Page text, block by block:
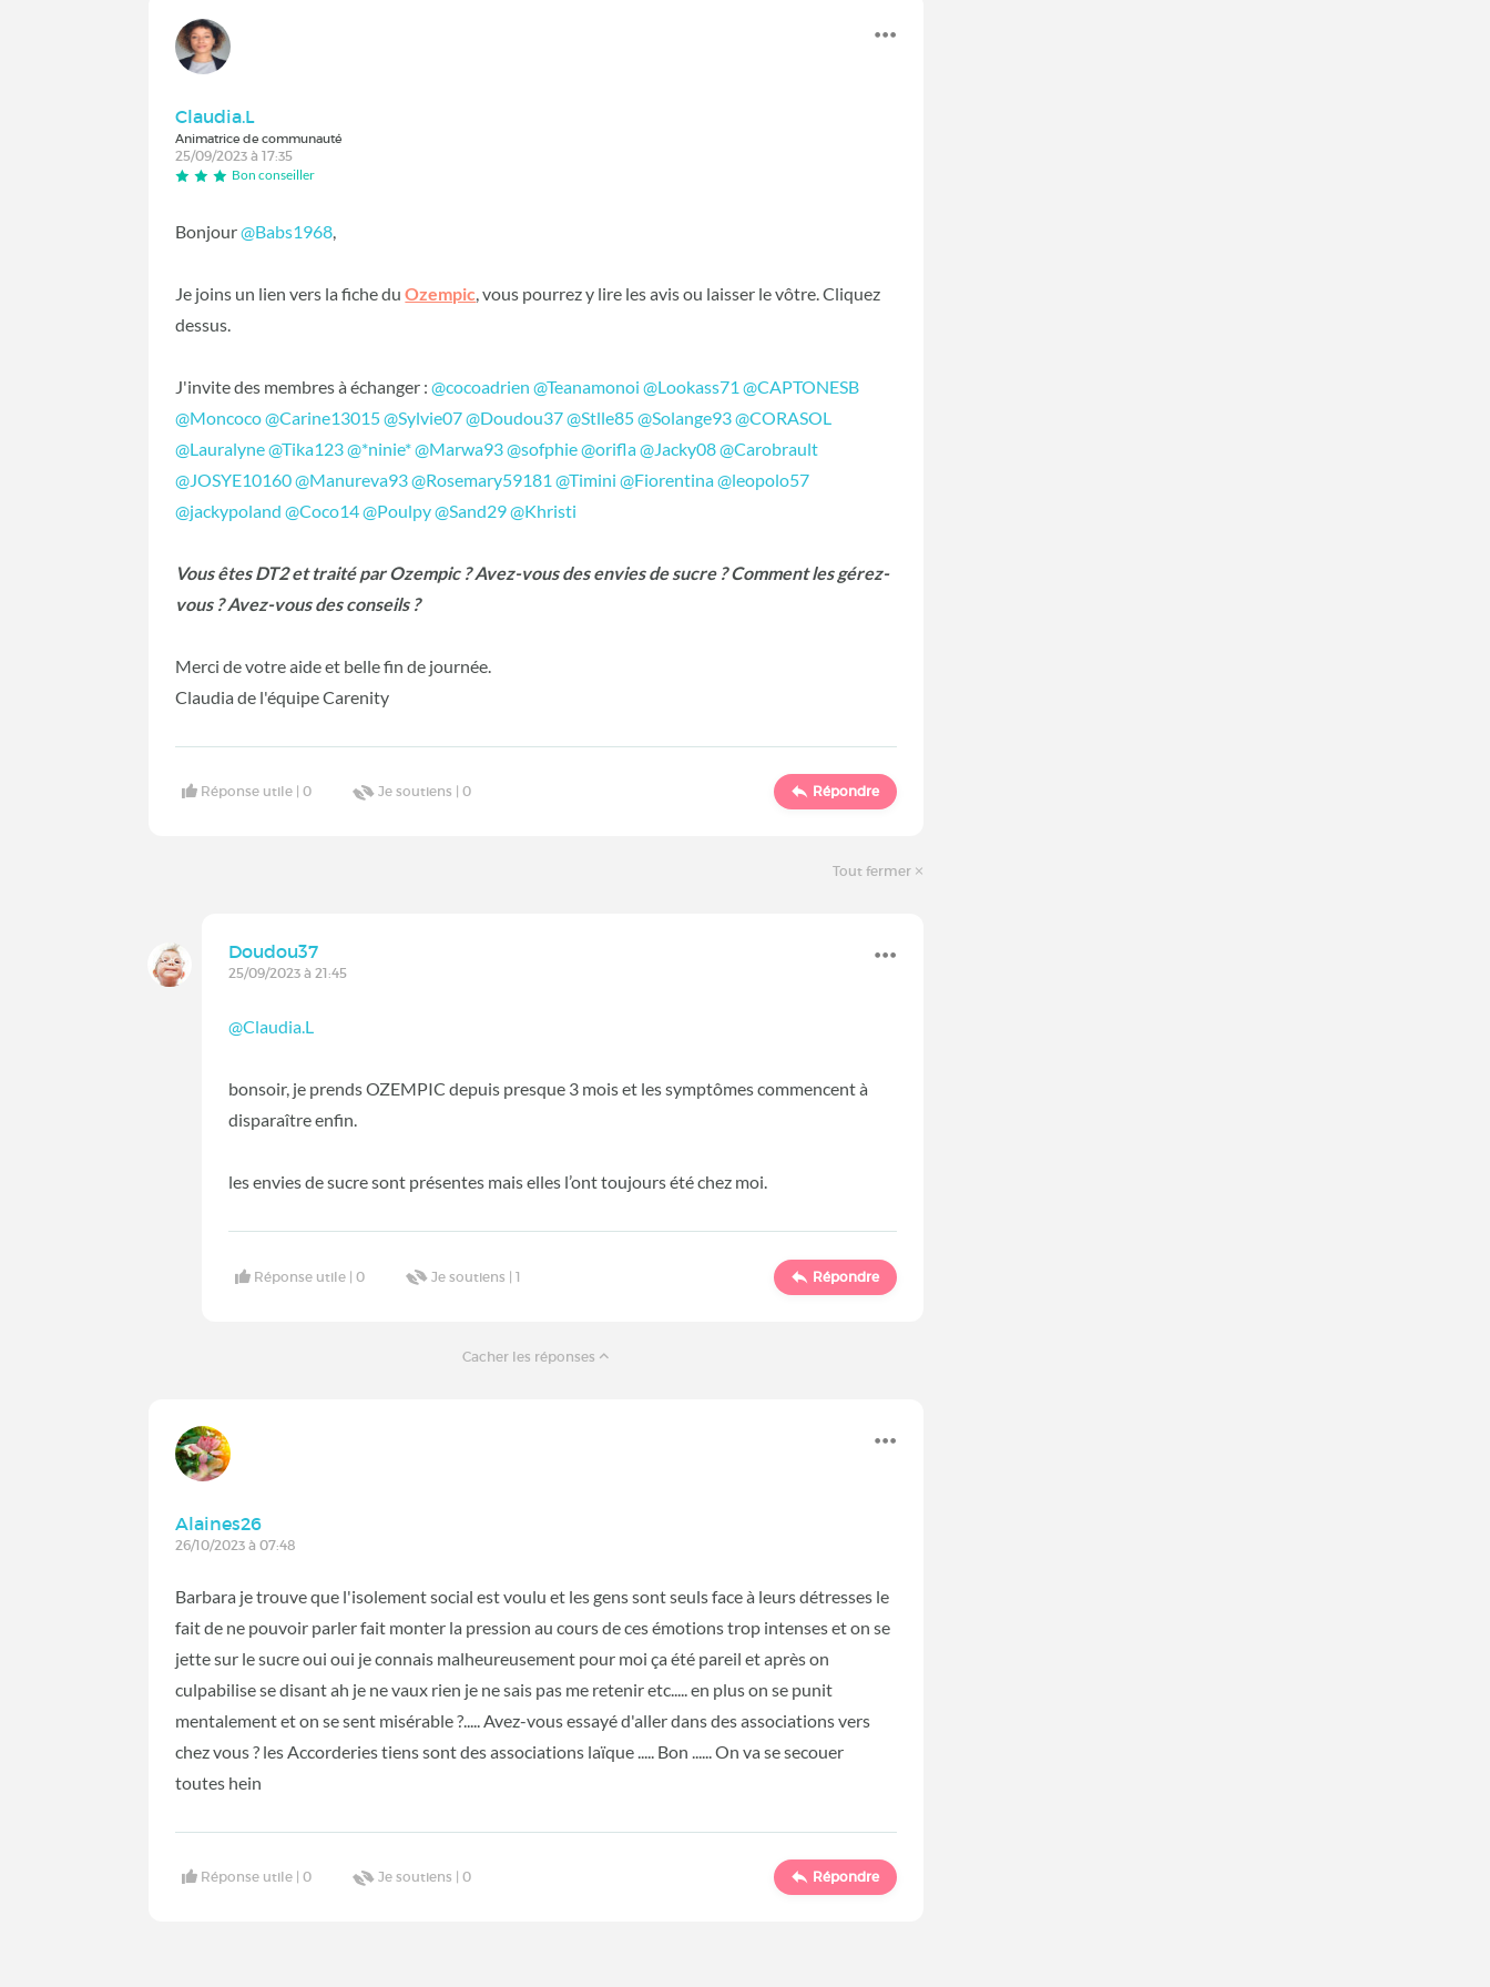
Claudia.L
Animatrice de communauté
25/09/2023 à 17:35
Bon conseiller
Bonjour@Babs1968
Je joins un lien vers la fiche duOzempic , vous pourrez y lire les avis ou laisser le vôtre. Cliquez
dessus.
J'invite des membres à échanger :@cocoadrien @Teanamonoi @Lookass71 @CAPTONESB
@Moncoco@Carine13015@Sylvie07@Doudou37@Stlle85@Solange93@CORASOL
@Lauralyne@Tika123@*ninie*@Marwa93@sofphie@orifla@Jacky08@Carobrault
@JOSYE10160@Manureva93@Rosemary59181 @Timini @Fiorentina@leopolo57
@jackypoland @Coco14@Poulpy@Sand29@Khristi
Vous êtes DT2 et traité par Ozempic ? Avez-vous des envies de sucre ? Comment les gérez-
vous ? Avez-vous des conseils ?
Merci de votre aide et belle fin de journée.
Claudia de l'équipe Carenity
Réponse utile |0 Je soutiens |0 Répondre
Tout fermer
Doudou37
25/09/2023 à 21:45
@Claudia.L
bonsoir, je prends OZEMPIC depuis presque 3 mois et les symptômes commencent à
disparaître enfin.
les envies de sucre sont présentes mais elles l’ont toujours été chez moi.
Réponse utile |0 Je soutiens |1 Répondre
Cacher les réponses
Alaines26
26/10/2023 à 07:48
Barbara je trouve que l'isolement social est voulu et les gens sont seuls face à leurs détresses le
fait de ne pouvoir parler fait monter la pression au cours de ces émotions trop intenses et on se
jette sur le sucre oui oui je connais malheureusement pour moi ça été pareil et après on
culpabilise se disant ah je ne vaux rien je ne sais pas me retenir etc..... en plus on se punit
mentalement et on se sent misérable ?..... Avez-vous essayé d'aller dans des associations vers
chez vous ? les Accorderies tiens sont des associations laïque ..... Bon ...... On va se secouer
toutes hein
Réponse utile |0 Je soutiens |0 Répondre